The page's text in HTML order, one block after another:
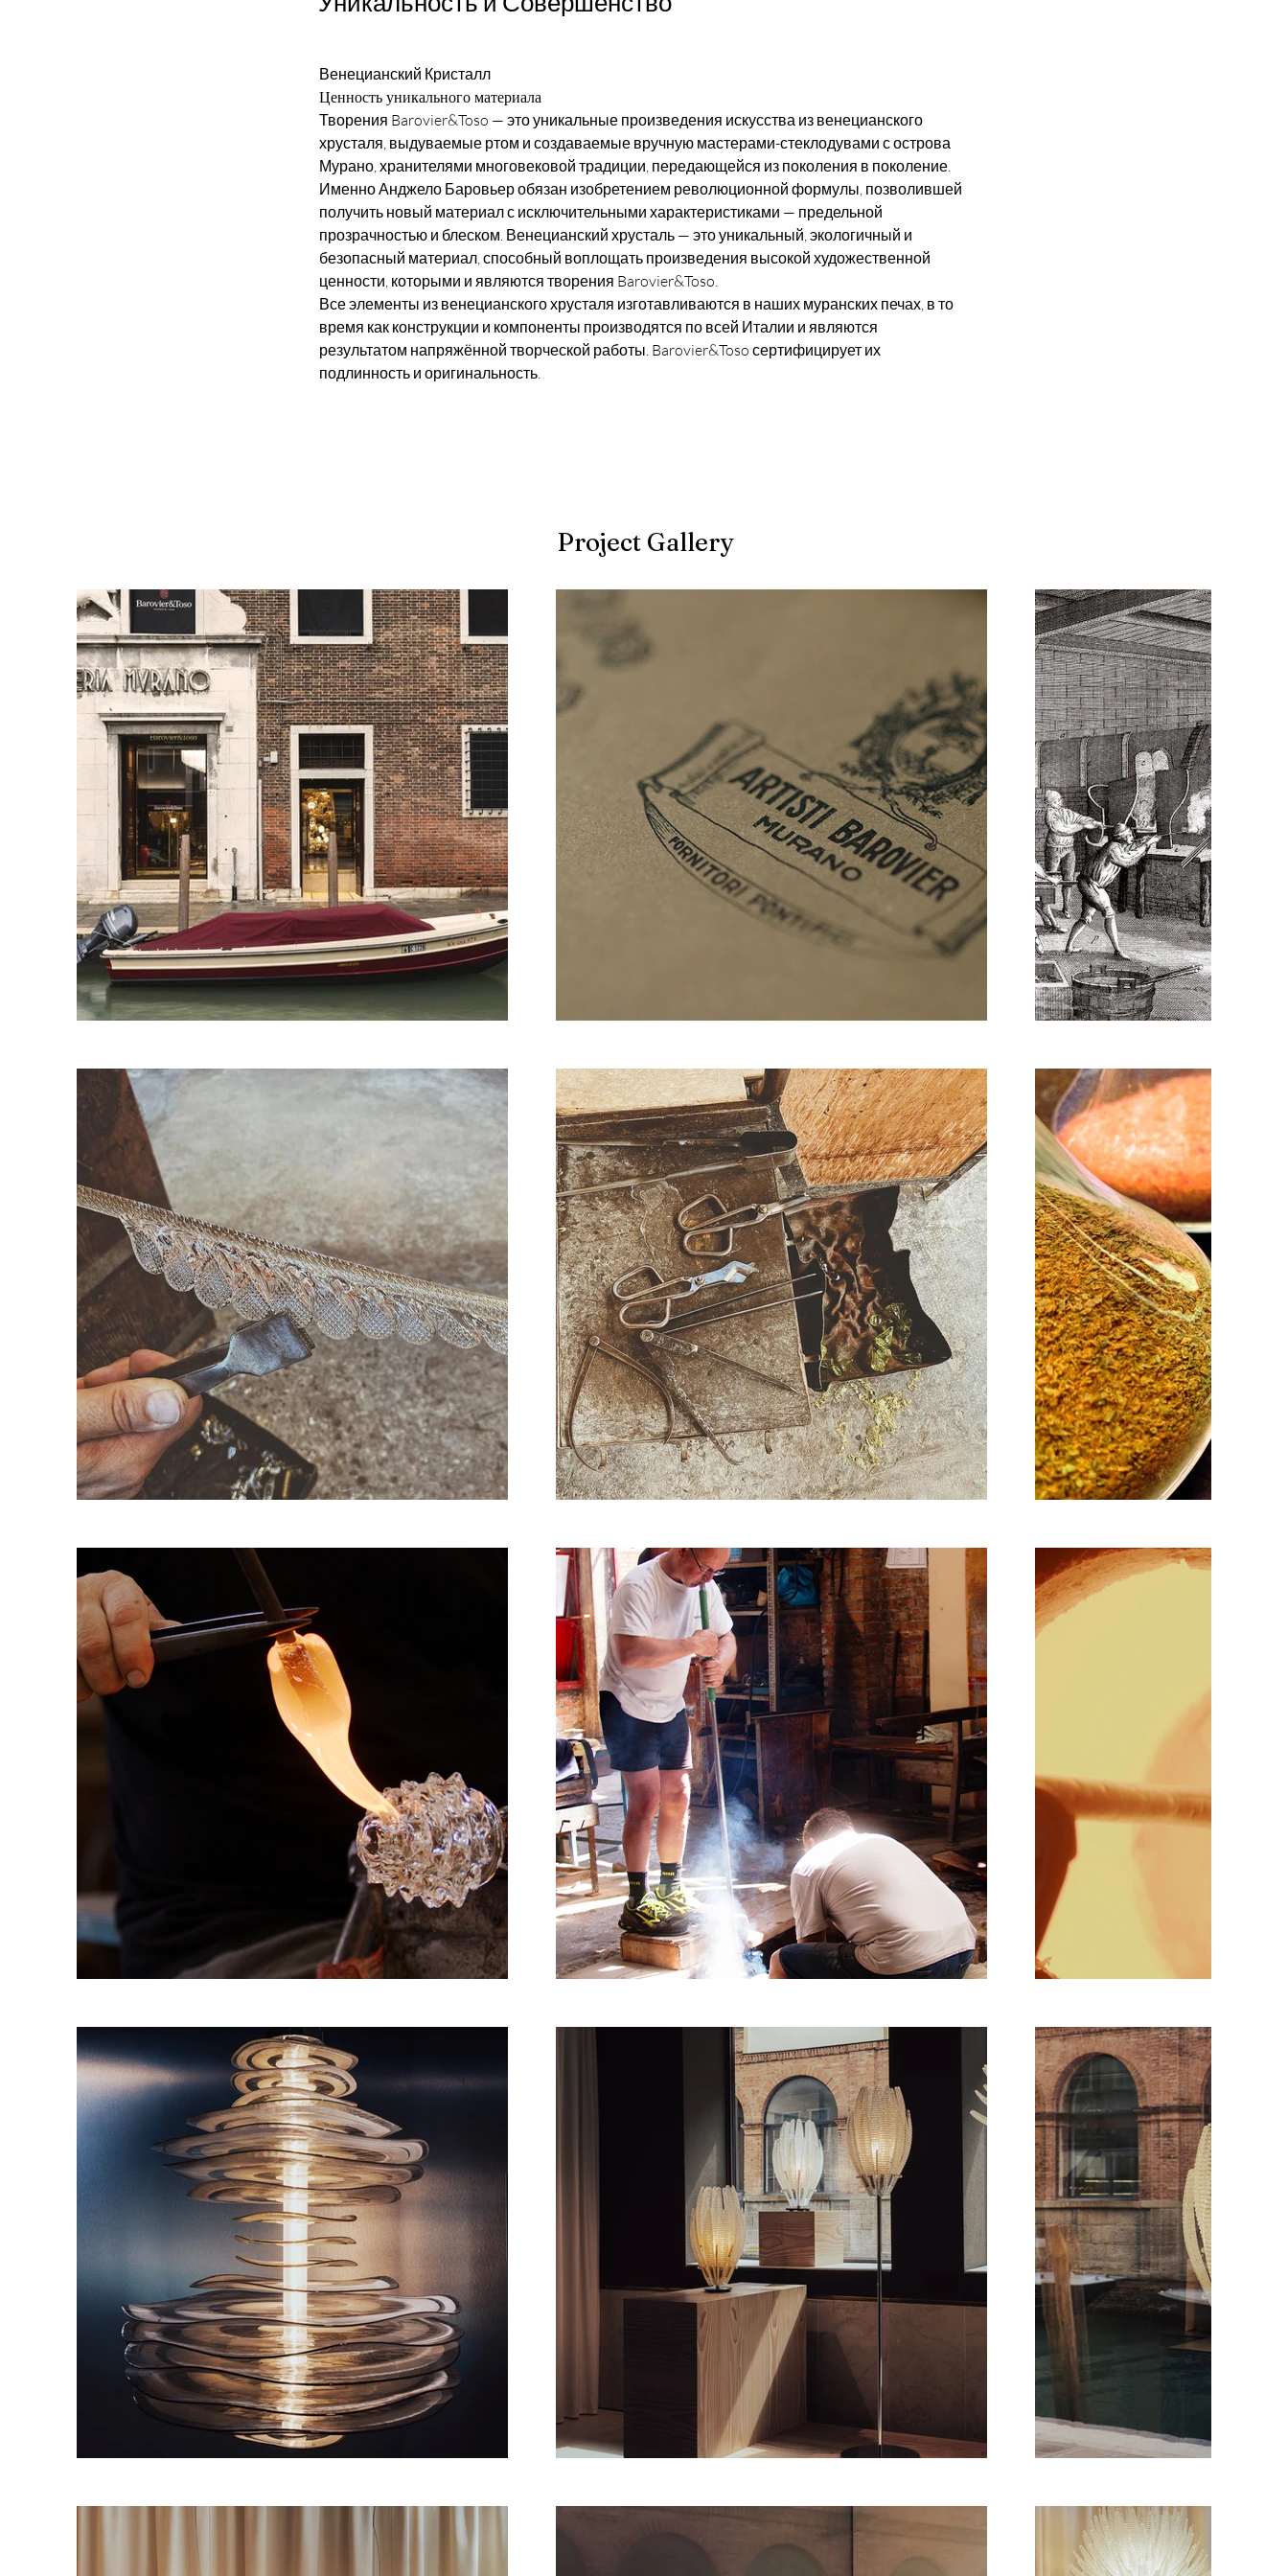
Венецианский Кристалл
Ценность уникального материала
Творения Barovier&Toso — это уникальные произведения искусства из венецианского
хрусталя, выдуваемые ртом и создаваемые вручную мастерами-стеклодувами с острова
Мурано, хранителями многовековой традиции, передающейся из поколения в поколение.
Именно Анджело Баровьер обязан изобретением революционной формулы, позволившей
получить новый материал с исключительными характеристиками — предельной
прозрачностью и блеском. Венецианский хрусталь — это уникальный, экологичный и
безопасный материал, способный воплощать произведения высокой художественной
ценности, которыми и являются творения Barovier&Toso.
Все элементы из венецианского хрусталя изготавливаются в наших муранских печах, в то
время как конструкции и компоненты производятся по всей Италии и являются
результатом напряжённой творческой работы. Barovier&Toso сертифицирует их
подлинность и оригинальность.
Project Gallery